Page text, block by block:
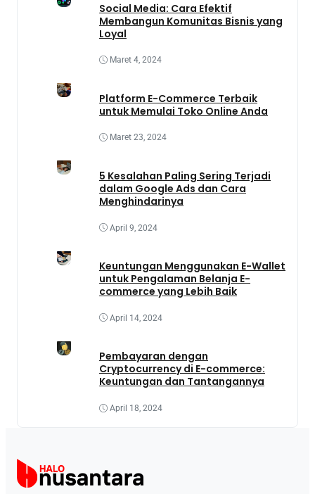
Social Media: Cara Efektif
Membangun Komunitas Bisnis yang
Loyal
Maret 4, 2024
Platform E-Commerce Terbaik
untuk Memulai Toko Online Anda
Maret 23, 2024
5 Kesalahan Paling Sering Terjadi
dalam Google Ads dan Cara
Menghindarinya
April 9, 2024
Keuntungan Menggunakan E-Wallet
untuk Pengalaman Belanja E-
commerce yang Lebih Baik
April 14, 2024
Pembayaran dengan
Cryptocurrency di E-commerce:
Keuntungan dan Tantangannya
April 18, 2024